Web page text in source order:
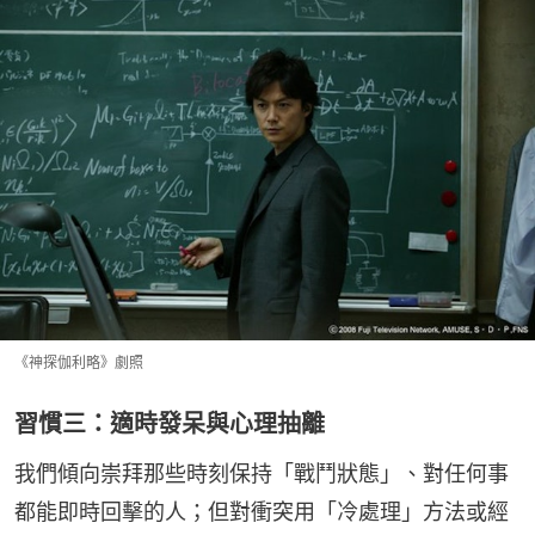
《神探伽利略》劇照
習慣三：適時發呆與心理抽離
我們傾向崇拜那些時刻保持「戰鬥狀態」、對任何事
都能即時回擊的人；但對衝突用「冷處理」方法或經